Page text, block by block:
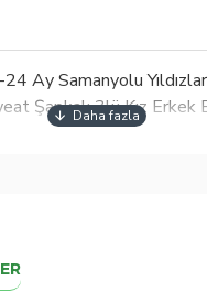
Ay Samanyolu Yıldızlar
Şapkalı 3lü Kız Erkek